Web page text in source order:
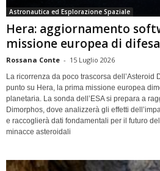
Astronautica ed Esplorazione Spaziale
Hera: aggiornamento
missione europea di
Rossana Conte - 15 Luglio 2026
La ricorrenza da poco trascorsa dell’Asteroid
punto su Hera, la prima missione europea
planetaria. La sonda dell’ESA si prepara a
Dimorphos, dove analizzerà gli effetti
e raccoglierà dati fondamentali per il futuro
minacce asteroidali